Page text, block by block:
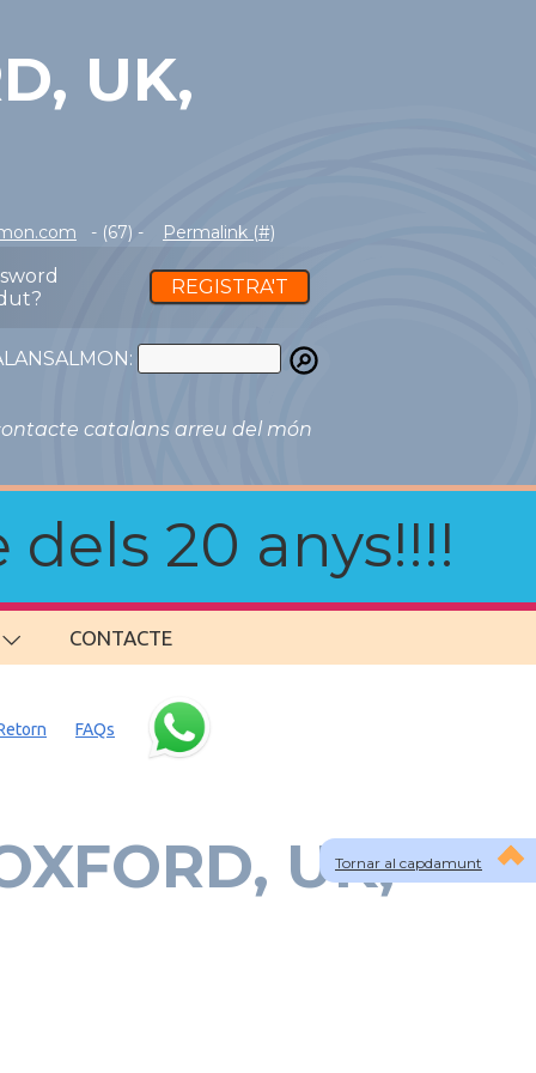
UK,
- (67) - Permalink (#)
REGISTRA'T
catalans arreu del món
20 anys!!!!
CONTACTE
Tornar al capdamunt
FAQs
UK,